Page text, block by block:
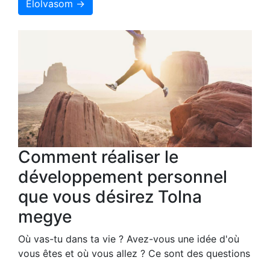
Elolvasom →
Comment réaliser le
développement personnel
que vous désirez Tolna
megye
Où vas-tu dans ta vie ? Avez-vous une idée d'où
vous êtes et où vous allez ? Ce sont des questions